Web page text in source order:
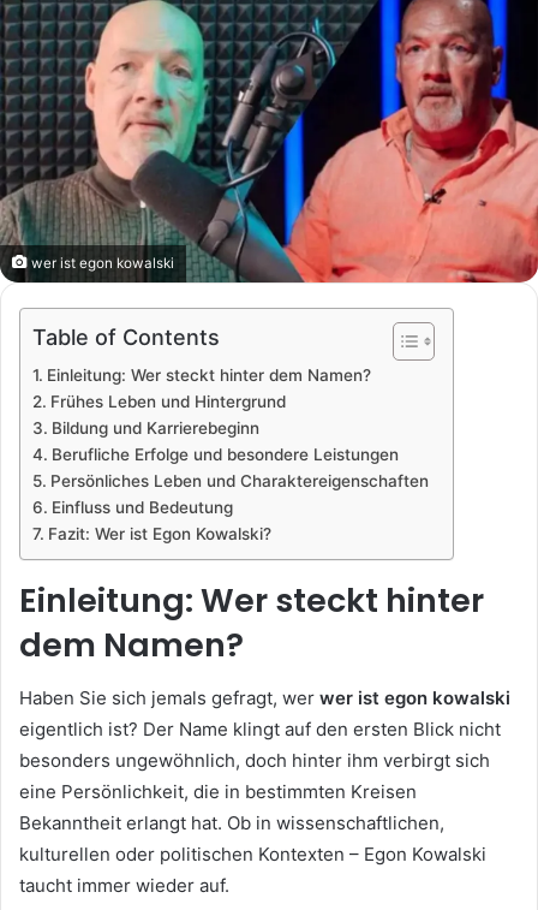
wer ist egon kowalski
Table of Contents
Einleitung: Wer steckt hinter dem Namen?
Frühes Leben und Hintergrund
Bildung und Karrierebeginn
Berufliche Erfolge und besondere Leistungen
Persönliches Leben und Charaktereigenschaften
Einfluss und Bedeutung
Fazit: Wer ist Egon Kowalski?
Einleitung: Wer steckt hinter
dem Namen?
Haben Sie sich jemals gefragt, wer wer ist egon kowalski
eigentlich ist? Der Name klingt auf den ersten Blick nicht
besonders ungewöhnlich, doch hinter ihm verbirgt sich
eine Persönlichkeit, die in bestimmten Kreisen
Bekanntheit erlangt hat. Ob in wissenschaftlichen,
kulturellen oder politischen Kontexten – Egon Kowalski
taucht immer wieder auf.